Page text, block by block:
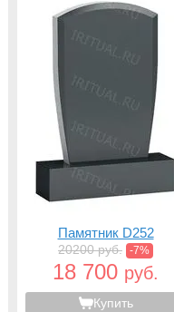
Памятник D252
20200 руб. -7%
18 700 руб.
Купить